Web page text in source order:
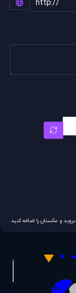
بروید و عکستان را اضافه کنید.